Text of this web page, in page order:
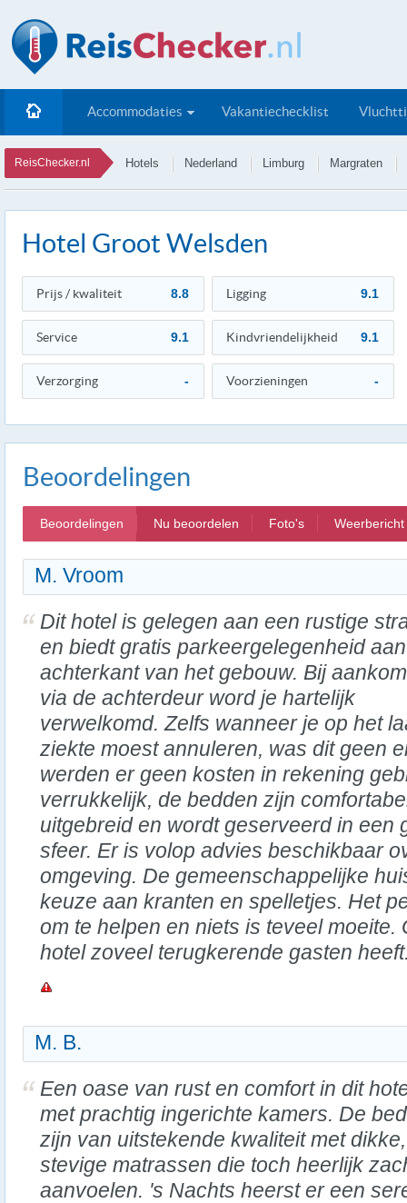
Accommodaties Vakantiechecklist
ReisChecker.nl Hotels Nederland Limburg Margraten
Hotel Groot Welsden
Prijs / kwaliteit 8.8 Ligging 9.1
Service 9.1 Kindvriendelijkheid 9.1
Verzorging - Voorzieningen -
Beoordelingen
Beoordelingen Nu beoordelen Foto's Weerbericht
M. Vroom
Dit hotel is gelegen aan een rustige
en biedt gratis parkeergelegenheid
achterkant van het gebouw. Bij
via de achterdeur word je hartelijk
verwelkomd. Zelfs wanneer je op het
ziekte moest annuleren, was dit geen
werden er geen kosten in rekening
verrukkelijk, de bedden zijn
uitgebreid en wordt geserveerd in een
sfeer. Er is volop advies beschikbaar
omgeving. De gemeenschappelijke
keuze aan kranten en spelletjes. Het
om te helpen en niets is teveel moeite.
hotel zoveel terugkerende gasten
M. B.
Een oase van rust en comfort in dit
met prachtig ingerichte kamers. De
zijn van uitstekende kwaliteit met dikke,
stevige matrassen die toch heerlijk
aanvoelen. 's Nachts heerst er een